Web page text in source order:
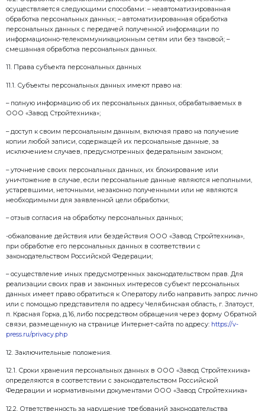
– наименование юридического лица/ИП
– учетные данные юридического лица/ИП (ИНН,
– юридический и фактический адреса
– e-mail юридического лица/ИП, представителя
– контактный номер телефона юридического лица/
юридического лица/ИП.
– банковские реквизиты.
Согласия на обработку персональных данных в
согласно ч. 1 ст. 6. Федерального закона 27.07.2006 г.
персональных данных» Также на сайте общества
обработка обезличенных данных о посетителях (в
помощью сервисов интернет-статистики.
7. Функции ООО «Завод Стройтехника» при
7.1. ООО «Завод Стройтехника» при осуществлении
персональных данных выполняет следующие